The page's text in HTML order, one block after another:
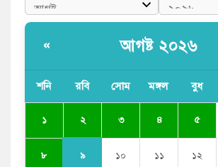
« আগষ্ট ২০২৬
শনি রবি সোম মঙ্গল বুধ
১ ২ ৩ ৪ ৫
৮ ৯ ১০ ১১ ১২